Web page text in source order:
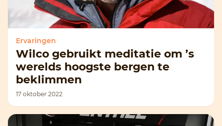
Ervaringen
Wilco gebruikt meditatie om ’s
werelds hoogste bergen te
beklimmen
17 oktober 2022